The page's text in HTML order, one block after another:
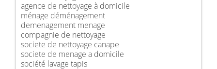
agence de nettoyage à domicile
ménage déménagement
demenagement menage
compagnie de nettoyage
societe de nettoyage canape
societe de menage a domicile
société lavage tapis